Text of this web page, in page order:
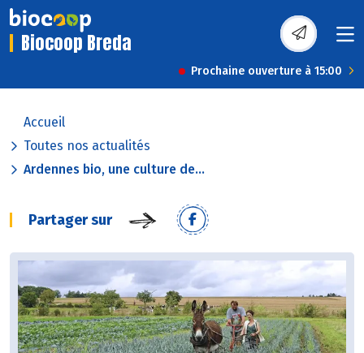
Biocoop Breda
Prochaine ouverture à 15:00
Accueil
Toutes nos actualités
Ardennes bio, une culture de...
Partager sur